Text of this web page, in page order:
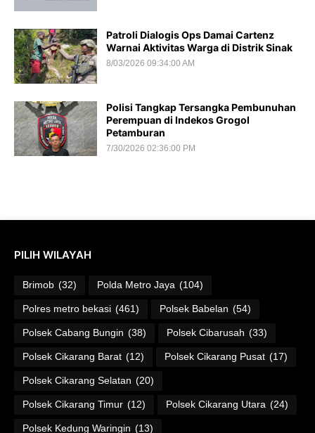
Patroli Dialogis Ops Damai Cartenz
Warnai Aktivitas Warga di Distrik Sinak
8/03/2026 09:34:00 AM
Polisi Tangkap Tersangka Pembunuhan
Perempuan di Indekos Grogol
Petamburan
7/30/2026 02:36:00 PM
PILIH WILAYAH
Brimob (32) Polda Metro Jaya (104)
Polres metro bekasi (461) Polsek Babelan (54)
Polsek Cabang Bungin (38) Polsek Cibarusah (33)
Polsek Cikarang Barat (12) Polsek Cikarang Pusat (17)
Polsek Cikarang Selatan (20)
Polsek Cikarang Timur (12) Polsek Cikarang Utara (24)
Polsek Kedung Waringin (13)